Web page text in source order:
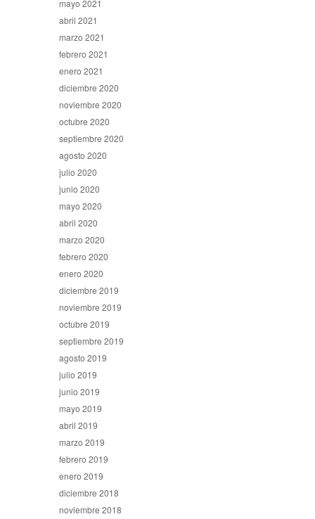
mayo 2021
abril 2021
marzo 2021
febrero 2021
enero 2021
diciembre 2020
noviembre 2020
octubre 2020
septiembre 2020
agosto 2020
julio 2020
junio 2020
mayo 2020
abril 2020
marzo 2020
febrero 2020
enero 2020
diciembre 2019
noviembre 2019
octubre 2019
septiembre 2019
agosto 2019
julio 2019
junio 2019
mayo 2019
abril 2019
marzo 2019
febrero 2019
enero 2019
diciembre 2018
noviembre 2018